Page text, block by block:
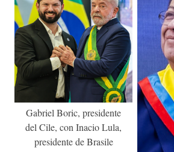
Gabriel Boric, presidente
del Cile, con Inacio Lula,
presidente de Brasile